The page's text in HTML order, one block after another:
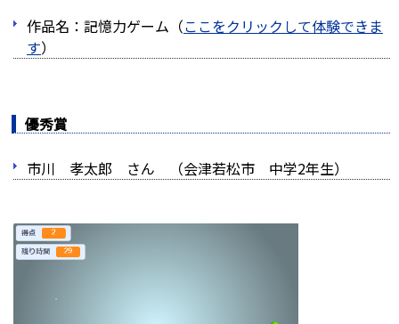
作品名：記憶力ゲーム（ここをクリックして体験できま
す）
優秀賞
市川 孝太郎 さん （会津若松市 中学2年生）